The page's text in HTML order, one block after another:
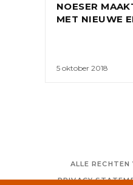
NOESER
MET NIEUWE
5 oktober 2018
ALLE RECHTEN
PRIVACY